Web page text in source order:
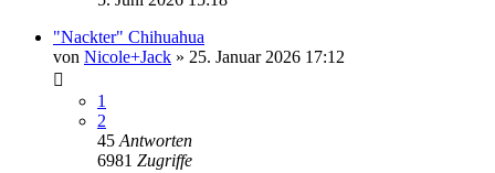
"Nackter" Chihuahua
von Nicole+Jack » 25. Januar 2026 17:12
1
2
45 Antworten
6981 Zugriffe